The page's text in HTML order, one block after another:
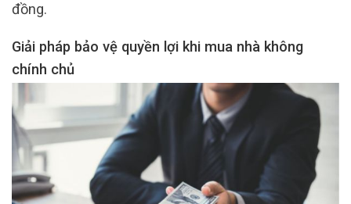
đồng.
Giải pháp bảo vệ quyền lợi khi mua nhà không
chính chủ